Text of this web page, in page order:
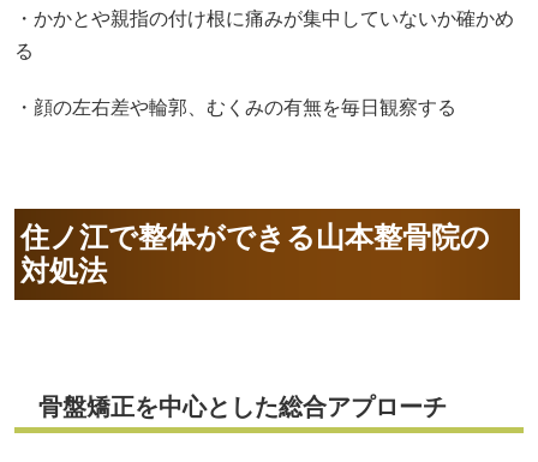
・かかとや親指の付け根に痛みが集中していないか確かめ
る
・顔の左右差や輪郭、むくみの有無を毎日観察する
住ノ江で整体ができる山本整骨院の
対処法
骨盤矯正を中心とした総合アプローチ